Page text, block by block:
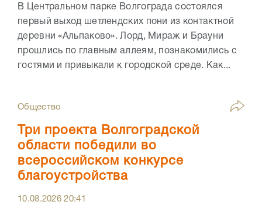
В Центральном парке Волгограда состоялся
первый выход шетлендских пони из контактной
деревни «Альпаково». Лорд, Мираж и Брауни
прошлись по главным аллеям, познакомились с
гостями и привыкали к городской среде. Как...
Общество
Три проекта Волгоградской
области победили во
всероссийском конкурсе
благоустройства
10.08.202620:41